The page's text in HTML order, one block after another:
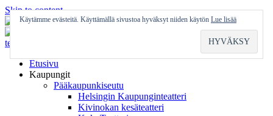
Skip to content
Etusivu
Kaupungit
Pääkaupunkiseutu
Helsingin Kaupunginteatteri
Kivinokan kesäteatteri
Käytämme evästeitä. Käyttämällä sivustoa hyväksyt niiden käytön Lue lisää